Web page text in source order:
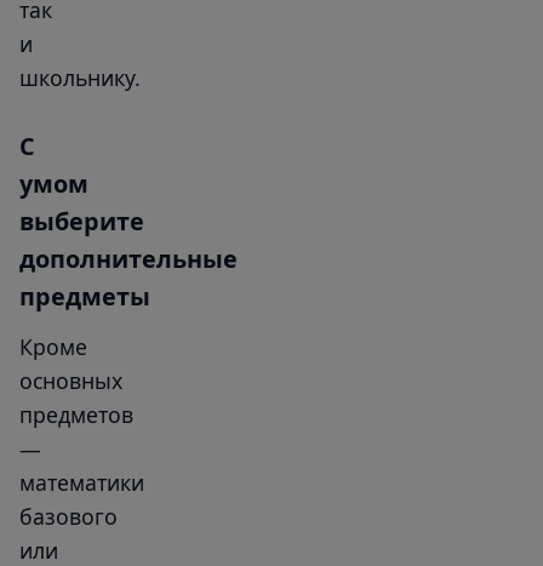
так
и
школьнику.
С
умом
выберите
дополнительные
предметы
Кроме
основных
предметов
—
математики
базового
или